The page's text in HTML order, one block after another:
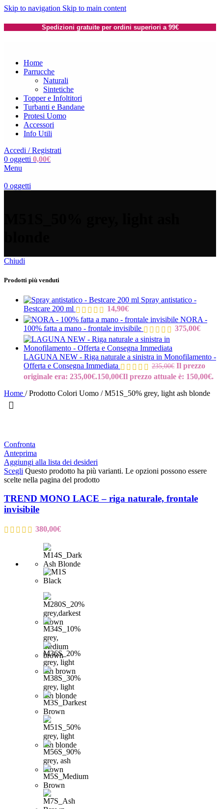
Skip to navigation Skip to main content
Spedizioni gratuite per ordini superiori a 99€
Home
Parrucche
Naturali
Sintetiche
Topper e Infoltitori
Turbanti e Bandane
Protesi Uomo
Accessori
Info Utili
Accedi / Registrati
0 oggetti 0,00€
Menu
0 oggetti
Chiudi
Prodotti più venduti
Spray antistatico -
Bestcare 200 ml
14,90€
NORA -
100% fatta a mano - frontale invisibile
375,00€
LAGUNA NEW - Riga naturale a sinistra in Monofilamento -
Offerta e Consegna Immediata
235,00€ Il prezzo
originale era: 235,00€.150,00€Il prezzo attuale è: 150,00€.
Home / Prodotto Colori Uomo / M51S_50% grey, light ash blonde
Confronta
Anteprima
Aggiungi alla lista dei desideri
Scegli Questo prodotto ha più varianti. Le opzioni possono essere
scelte nella pagina del prodotto
TREND MONO LACE – riga naturale, frontale
invisibile
380,00€